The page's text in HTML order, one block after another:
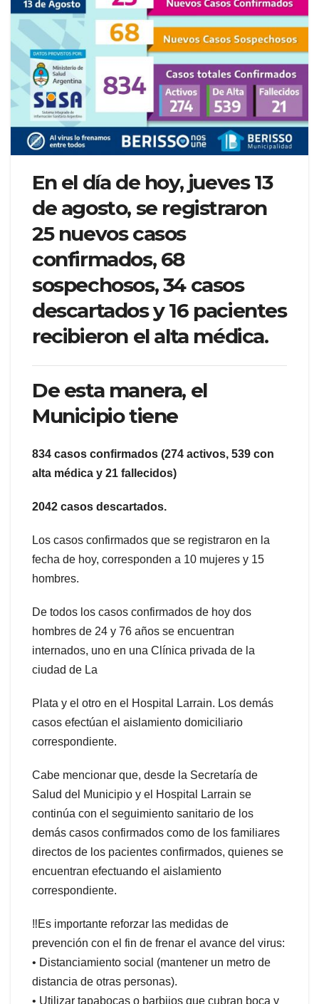
En el día de hoy, jueves 13
de agosto, se registraron
25 nuevos casos
confirmados, 68
sospechosos, 34 casos
descartados y 16 pacientes
recibieron el alta médica.
De esta manera, el
Municipio tiene
834 casos confirmados (274 activos, 539 con
alta médica y 21 fallecidos)
2042 casos descartados.
Los casos confirmados que se registraron en la
fecha de hoy, corresponden a 10 mujeres y 15
hombres.
De todos los casos confirmados de hoy dos
hombres de 24 y 76 años se encuentran
internados, uno en una Clínica privada de la
ciudad de La
Plata y el otro en el Hospital Larrain. Los demás
casos efectúan el aislamiento domiciliario
correspondiente.
Cabe mencionar que, desde la Secretaría de
Salud del Municipio y el Hospital Larrain se
continúa con el seguimiento sanitario de los
demás casos confirmados como de los familiares
directos de los pacientes confirmados, quienes se
encuentran efectuando el aislamiento
correspondiente.
‼️Es importante reforzar las medidas de
prevención con el fin de frenar el avance del virus:
• Distanciamiento social (mantener un metro de
distancia de otras personas).
• Utilizar tapabocas o barbijos que cubran boca y